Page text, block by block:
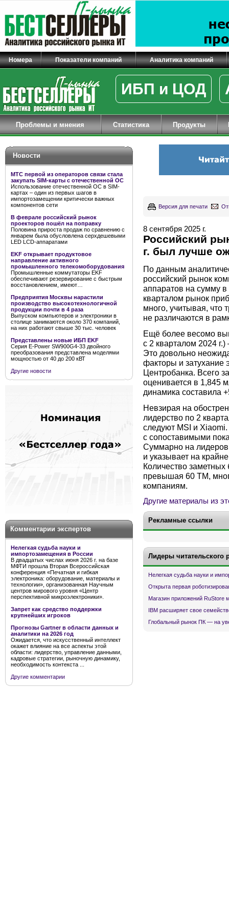
Номера Показатели компаний Аналитика компаний
ИБП и ЦОД
Проблемы и мнения Статистика Продукты
Новости
МТС первой из операторов связи стала
закупать SIM-карты с отечественной ОС
Использование отечественной ОС в SIM-
картах – один из первых шагов в
импортозамещении критически важных
компонентов сети
В феврале российский рынок
проекторов пошёл на поправку
Половина прироста продаж по сравнению с
январем была обусловлена серхдешевыми
LED LCD-аппаратами
EKF открывает продуктовое
направление активного
промышленного телекомоборудования
Промышленные коммутаторы EKF
обеспечивают резервирование с быстрым
восстановлением, имеют…
Предприятия Москвы нарастили
производство высокотехнологичной
продукции почти в 4 раза
Выпуском компьютеров и электроники в
столице занимаются около 370 компаний,
на них работают свыше 30 тыс. человек
Представлены новые ИБП EKF
Серия E-Power SW900G4-33 двойного
преобразования представлена моделями
мощностью от 40 до 200 кВТ
Другие новости
Комментарии экспертов
Нелегкая судьба науки и
импортозамещения в России
В двадцатых числах июня 2026 г. на базе
МФТИ прошла Вторая Всероссийская
конференция «Печатная и гибкая
электроника: оборудование, материалы и
технологии», организованная Научным
центров мирового уровня «Центр
перспективной микроэлектроники».
Запрет как средство поддержки
крупнейших игроков
Прогнозы Gartner в области данных и
аналитики на 2026 год
Ожидается, что искусственный интеллект
окажет влияние на все аспекты этой
области: лидерство, управление данными,
кадровые стратегии, рыночную динамику,
необходимость контекста ...
Другие комментарии
Версия для печати
8 сентября 2025 г.
Российский
г. был лучше
По данным
российский рынок
аппаратов на сумму
кварталом рынок
много, учитывая, что
не различаются в
Ещё более весомо
с 2 кварталом 2024
Это довольно
факторы и затухание
Центробанка. Всего
оценивается в 1,845
динамика составила
Невзирая на
лидерство по 2
следуют MSI и
с сопоставимыми
Суммарно на
и указывает на
Количество
превышая 60 ТМ,
компаниям.
Другие материалы из
Рекламные ссылки
Лидеры читательского
Нелегкая судьба науки и
Открыта первая
Магазин приложений RuStore
IBM расширяет свое
Глобальный рынок ПК — на